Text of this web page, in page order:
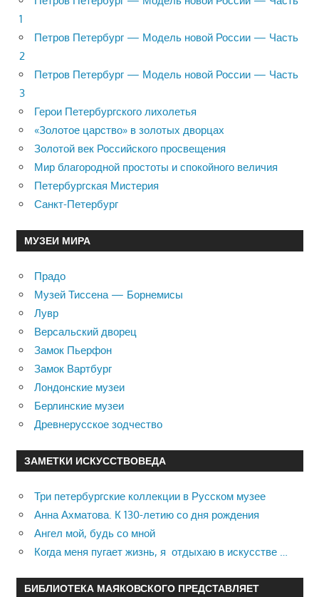
1
Петров Петербург — Модель новой России — Часть
2
Петров Петербург — Модель новой России — Часть
3
Герои Петербургского лихолетья
«Золотое царство» в золотых дворцах
Золотой век Российского просвещения
Мир благородной простоты и спокойного величия
Петербургская Мистерия
Санкт-Петербург
МУЗЕИ МИРА
Прадо
Музей Тиссена — Борнемисы
Лувр
Версальский дворец
Замок Пьерфон
Замок Вартбург
Лондонские музеи
Берлинские музеи
Древнерусское зодчество
ЗАМЕТКИ ИСКУССТВОВЕДА
Три петербургские коллекции в Русском музее
Анна Ахматова. К 130-летию со дня рождения
Ангел мой, будь со мной
Когда меня пугает жизнь, я отдыхаю в искусстве …
БИБЛИОТЕКА МАЯКОВСКОГО ПРЕДСТАВЛЯЕТ